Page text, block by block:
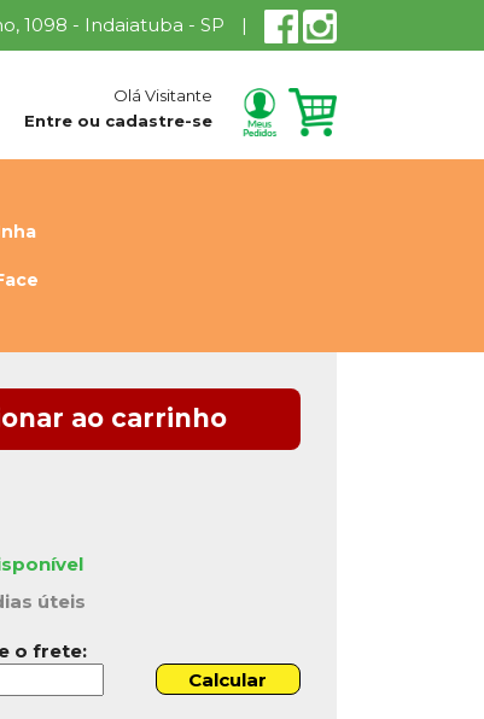
1098 - Indaiatuba - SP |
Olá Visitante
Entre ou cadastre-se
ao carrinho
úteis
o frete: